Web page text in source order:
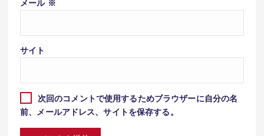
メール ※
サイト
次回のコメントで使用するためブラウザーに自分の名
前、メールアドレス、サイトを保存する。